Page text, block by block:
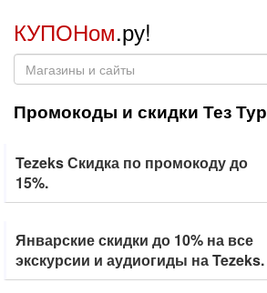
КУПОНом.ру!
Промокоды и скидки Тез Тур
Tezeks Скидка по промокоду до
15%.
Январские скидки до 10% на все
экскурсии и аудиогиды на Tezeks.